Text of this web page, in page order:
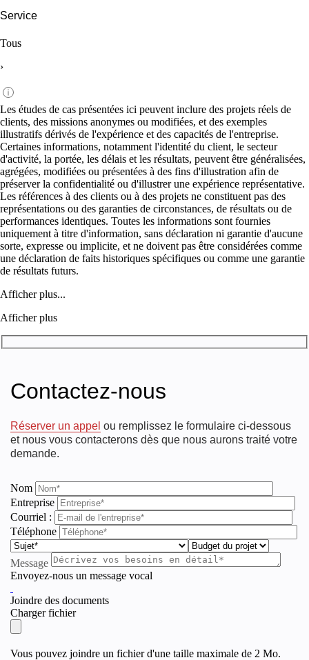
Service
Tous
›
Les études de cas présentées ici peuvent inclure des projets réels de
clients, des missions anonymes ou modifiées, et des exemples
illustratifs dérivés de l'expérience et des capacités de l'entreprise.
Certaines informations, notamment l'identité du client, le secteur
d'activité, la portée, les délais et les résultats, peuvent être généralisées,
agrégées, modifiées ou présentées à des fins d'illustration afin de
préserver la confidentialité ou d'illustrer une expérience représentative.
Les références à des clients ou à des projets ne constituent pas des
représentations ou des garanties de circonstances, de résultats ou de
performances identiques. Toutes les informations sont fournies
uniquement à titre d'information, sans déclaration ni garantie d'aucune
sorte, expresse ou implicite, et ne doivent pas être considérées comme
une déclaration de faits historiques spécifiques ou comme une garantie
de résultats futurs.
Afficher plus...
Afficher plus
Contactez-nous
Réserver un appel ou remplissez le formulaire ci-dessous
et nous vous contacterons dès que nous aurons traité votre
demande.
Nom
Entreprise
Courriel :
Téléphone
Message
Envoyez-nous un message vocal
Joindre des documents
Charger fichier
Vous pouvez joindre un fichier d'une taille maximale de 2 Mo.